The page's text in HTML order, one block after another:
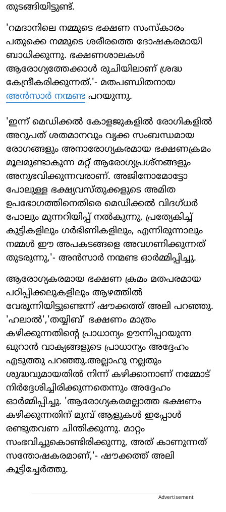
തുടങ്ങിയിട്ടുണ്ട്.
'റമദാനിലെ നമ്മുടെ ഭക്ഷണ സംസ്‌കാരം
പതുക്കെ നമ്മുടെ ശരീരത്തെ ദോഷകരമായി
ബാധിക്കുന്നു. ഭക്ഷണശാലകള്‍
ആരോഗ്യത്തേക്കാള്‍ രുചിയിലാണ് ശ്രദ്ധ
കേന്ദ്രീകരിക്കുന്നത്.'- മതപണ്ഡിതനായ
അന്‍സാര്‍ നന്മണ്ട പറയുന്നു.
'ഇന്ന് മെഡിക്കല്‍ കോളജുകളില്‍ രോഗികളില്‍
അറുപത് ശതമാനവും വൃക്ക സംബന്ധമായ
രോഗങ്ങളും അനാരോഗ്യകരമായ ഭക്ഷണക്രമം
മൂലമുണ്ടാകുന്ന മറ്റ് ആരോഗ്യപ്രശ്‌നങ്ങളും
അനുഭവിക്കുന്നവരാണ്. അജിനോമോട്ടോ
പോലുള്ള ഭക്ഷ്യവസ്തുക്കളുടെ അമിത
ഉപഭോഗത്തിനെതിരെ മെഡിക്കല്‍ വിദഗ്ധര്‍
പോലും മുന്നറിയിപ്പ് നല്‍കുന്നു, പ്രത്യേകിച്ച്
കുട്ടികളിലും ഗര്‍ഭിണികളിലും, എന്നിരുന്നാലും
നമ്മള്‍ ഈ അപകടങ്ങളെ അവഗണിക്കുന്നത്
തുടരുന്നു,'- അന്‍സാര്‍ നന്മണ്ട ഓര്‍മ്മിപ്പിച്ചു.
ആരോഗ്യകരമായ ഭക്ഷണ ക്രമം മതപരമായ
പഠിപ്പിക്കലുകളിലും ആഴത്തില്‍
വേരൂന്നിയിട്ടുണ്ടെന്ന് ഷൗക്കത്ത് അലി പറഞ്ഞു.
'ഹലാല്‍','തയ്യിബ്' ഭക്ഷണം മാത്രം
കഴിക്കുന്നതിന്റെ പ്രാധാന്യം ഊന്നിപ്പറയുന്ന
ഖുറാന്‍ വാക്യങ്ങളുടെ പ്രാധാന്യം അദ്ദേഹം
എടുത്തു പറഞ്ഞു.അല്ലാഹു നല്ലതും
ശുദ്ധവുമായതില്‍ നിന്ന് കഴിക്കാനാണ് നമ്മോട്
നിര്‍ദ്ദേശിച്ചിരിക്കുന്നതെന്നും അദ്ദേഹം
ഓര്‍മ്മിപ്പിച്ചു. 'ആരോഗ്യകരമല്ലാത്ത ഭക്ഷണം
കഴിക്കുന്നതിന് മുമ്പ് ആളുകള്‍ ഇപ്പോള്‍
രണ്ടുതവണ ചിന്തിക്കുന്നു. മാറ്റം
സംഭവിച്ചുകൊണ്ടിരിക്കുന്നു, അത് കാണുന്നത്
സന്തോഷകരമാണ്,'- ഷൗക്കത്ത് അലി
കൂട്ടിച്ചേര്‍ത്തു.
Advertisement